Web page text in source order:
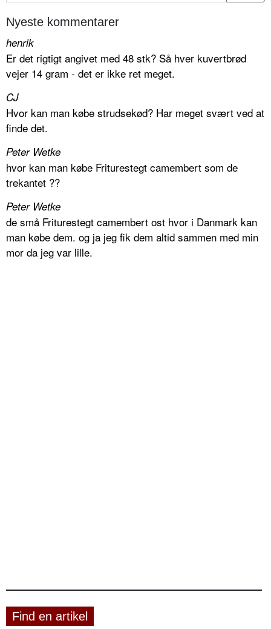
Nyeste kommentarer
henrik
Er det rigtigt angivet med 48 stk? Så hver kuvertbrød
vejer 14 gram - det er ikke ret meget.
CJ
Hvor kan man købe strudsekød? Har meget svært ved at
finde det.
Peter Wetke
hvor kan man købe Friturestegt camembert som de
trekantet ??
Peter Wetke
de små Friturestegt camembert ost hvor i Danmark kan
man købe dem. og ja jeg fik dem altid sammen med min
mor da jeg var lille.
Find en artikel